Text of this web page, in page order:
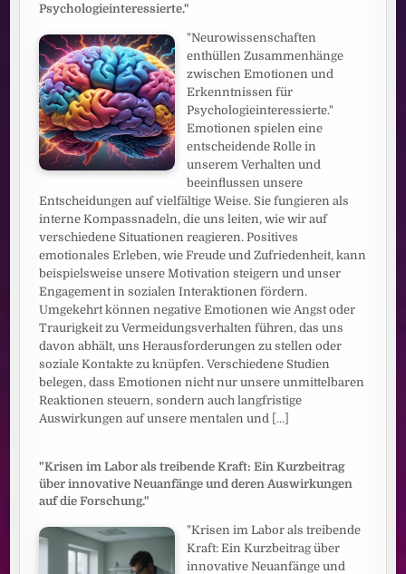
Psychologieinteressierte."
"Neurowissenschaften
enthüllen Zusammenhänge
zwischen Emotionen und
Erkenntnissen für
Psychologieinteressierte."
Emotionen spielen eine
entscheidende Rolle in
unserem Verhalten und
beeinflussen unsere
Entscheidungen auf vielfältige Weise. Sie fungieren als
interne Kompassnadeln, die uns leiten, wie wir auf
verschiedene Situationen reagieren. Positives
emotionales Erleben, wie Freude und Zufriedenheit, kann
beispielsweise unsere Motivation steigern und unser
Engagement in sozialen Interaktionen fördern.
Umgekehrt können negative Emotionen wie Angst oder
Traurigkeit zu Vermeidungsverhalten führen, das uns
davon abhält, uns Herausforderungen zu stellen oder
soziale Kontakte zu knüpfen. Verschiedene Studien
belegen, dass Emotionen nicht nur unsere unmittelbaren
Reaktionen steuern, sondern auch langfristige
Auswirkungen auf unsere mentalen und [...]
"Krisen im Labor als treibende Kraft: Ein Kurzbeitrag
über innovative Neuanfänge und deren Auswirkungen
auf die Forschung."
"Krisen im Labor als treibende
Kraft: Ein Kurzbeitrag über
innovative Neuanfänge und